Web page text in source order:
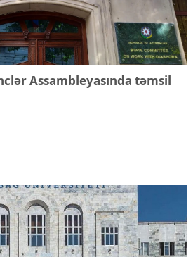
Assambleyasında təmsil